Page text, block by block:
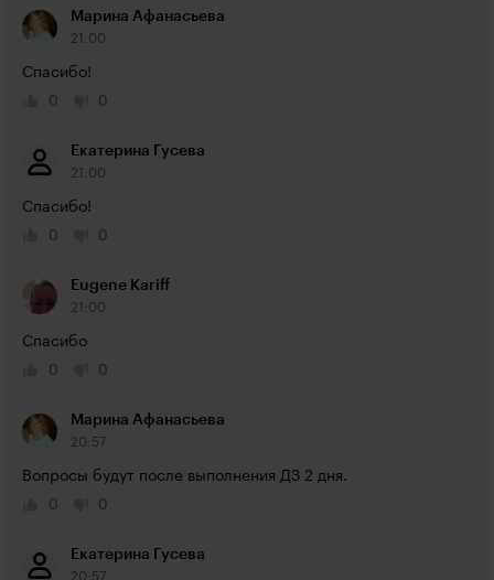
Марина Афанасьева
21:00
Спасибо!
0
0
Екатерина Гусева
21:00
Спасибо!
0
0
Eugene Kariff
21:00
Спасибо
0
0
Марина Афанасьева
20:57
Вопросы будут после выполнения ДЗ 2 дня.
0
0
Екатерина Гусева
20:57